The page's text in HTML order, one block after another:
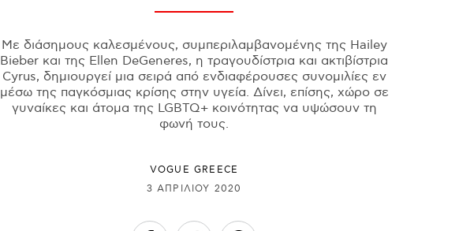
Με διάσημους καλεσμένους, συμπεριλαμβανομένης της Hailey
Bieber και της Ellen DeGeneres, η τραγουδίστρια και ακτιβίστρια
Cyrus, δημιουργεί μια σειρά από ενδιαφέρουσες συνομιλίες εν
μέσω της παγκόσμιας κρίσης στην υγεία. Δίνει, επίσης, χώρο σε
γυναίκες και άτομα της LGBTQ+ κοινότητας να υψώσουν τη
φωνή τους.
VOGUE GREECE
3 ΑΠΡΙΛΊΟΥ 2020